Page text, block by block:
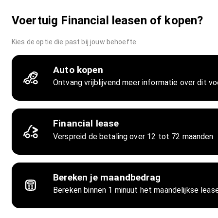
Voertuig Financial leasen of kopen?
Kies de optie die past bij jouw behoefte.
Auto kopen
Ontvang vrijblijvend meer informatie over dit
Financial lease
Verspreid de betaling over 12 tot 72 maanden
Bereken je maandbedrag
Bereken binnen 1 minuut het maandelijkse